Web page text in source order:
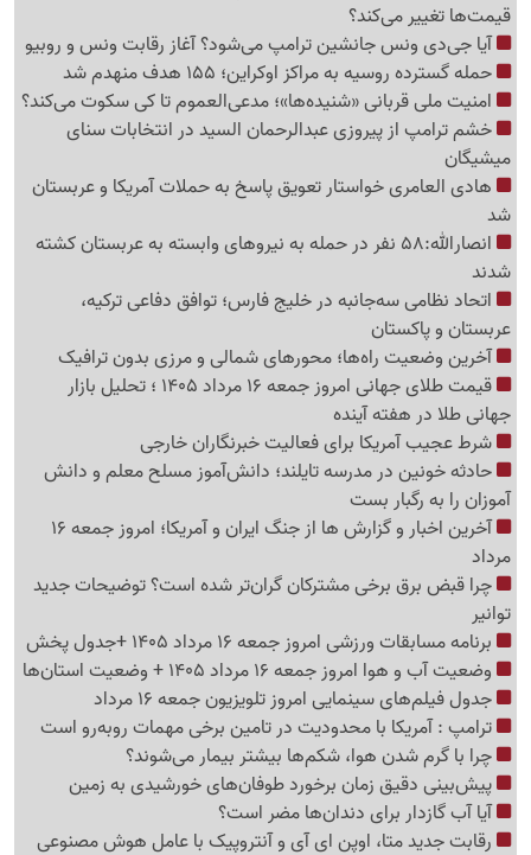
قیمت‌ها تغییر می‌کند؟
آیا جی‌دی ونس جانشین ترامپ می‌شود؟ آغاز رقابت ونس و روبیو
حمله گسترده روسیه به مراکز اوکراین؛ 155 هدف منهدم شد
امنیت ملی قربانی «شنیده‌ها»؛ مدعی‌العموم تا کی سکوت می‌کند؟
خشم ترامپ از پیروزی عبدالرحمان السید در انتخابات سنای
میشیگان
هادی العامری خواستار تعویق پاسخ به حملات آمریکا و عربستان
شد
انصارالله:58 نفر در حمله به نیروهای وابسته به عربستان کشته
شدند
اتحاد نظامی سه‌جانبه در خلیج فارس؛ توافق دفاعی ترکیه،
عربستان و پاکستان
آخرین وضعیت راه‌ها؛ محورهای شمالی و مرزی بدون ترافیک
قیمت طلای جهانی امروز جمعه 16 مرداد 1405 ؛ تحلیل بازار
جهانی طلا در هفته آینده
شرط عجیب آمریکا برای فعالیت خبرنگاران خارجی
حادثه خونین در مدرسه تایلند؛ دانش‌آموز مسلح معلم و دانش
آموزان را به رگبار بست
آخرین اخبار و گزارش ها از جنگ ایران و آمریکا؛ امروز جمعه 16
مرداد
چرا قبض برق برخی مشترکان گران‌تر شده است؟ توضیحات جدید
توانیر
برنامه مسابقات ورزشی امروز جمعه 16 مرداد 1405 +جدول پخش
وضعیت آب و هوا امروز جمعه 16 مرداد 1405 + وضعیت استان‌ها
جدول فیلم‌های سینمایی امروز تلویزیون جمعه 16 مرداد
ترامپ : آمریکا با محدودیت در تامین برخی مهمات روبه‌رو است
چرا با گرم شدن هوا، شکم‌ها بیشتر بیمار می‌شوند؟
پیش‌بینی دقیق زمان برخورد طوفان‌های خورشیدی به زمین
آیا آب گازدار برای دندان‌ها مضر است؟
رقابت جدید متا، اوپن ای آی و آنتروپیک با عامل هوش مصنوعی